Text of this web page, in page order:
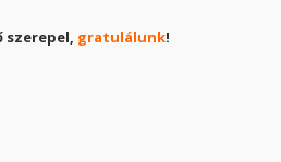
szerepel, gratulálunk!